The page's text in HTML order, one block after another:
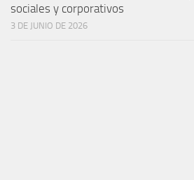
sociales y corporativos
3 DE JUNIO DE 2026